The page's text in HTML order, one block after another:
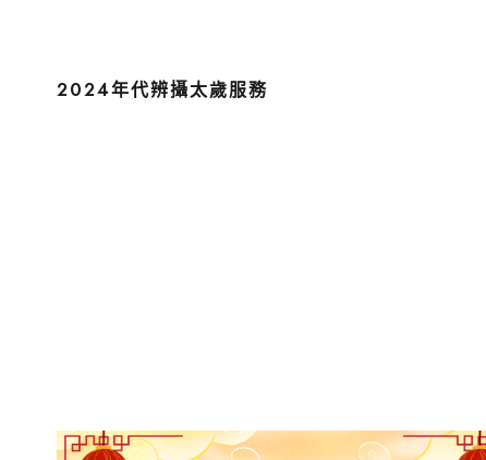
2024年代辨攝太歲服務